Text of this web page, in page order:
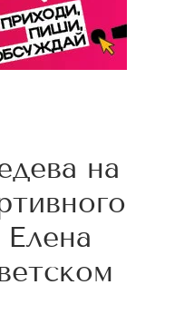
на
Елена